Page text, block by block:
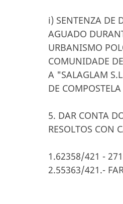
i) SENTENZA DE
AGUADO
URBANISMO
COMUNIDADE
A "SALAGLAM
DE
5. DAR CONTA
RESOLTOS CON
1.62358/421 -
2.55363/421.-